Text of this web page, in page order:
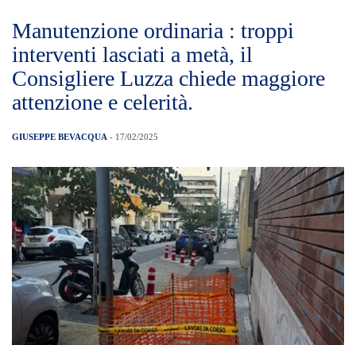
Manutenzione ordinaria : troppi
interventi lasciati a metà, il
Consigliere Luzza chiede maggiore
attenzione e celerità.
GIUSEPPE BEVACQUA - 17/02/2025